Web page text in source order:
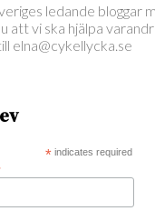
ledande bloggar
att vi ska hjälpa
elna@cykellycka.se
*indicates required